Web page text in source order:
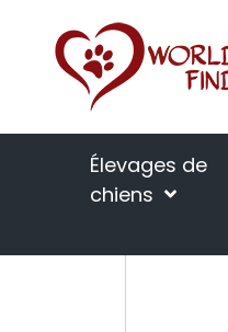
Élevages de
chiens